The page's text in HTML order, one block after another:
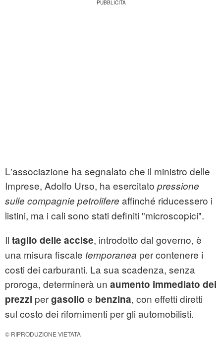
L'associazione ha segnalato che il ministro delle
Imprese, Adolfo Urso, ha esercitato pressione
sulle compagnie petrolifere affinché riducessero i
listini, ma i cali sono stati definiti "microscopici".
Il taglio delle accise, introdotto dal governo, è
una misura fiscale temporanea per contenere i
costi dei carburanti. La sua scadenza, senza
proroga, determinerà un aumento immediato dei
prezzi pergasolio e benzina, con effetti diretti
sul costo dei rifornimenti per gli automobilisti.
© RIPRODUZIONE VIETATA